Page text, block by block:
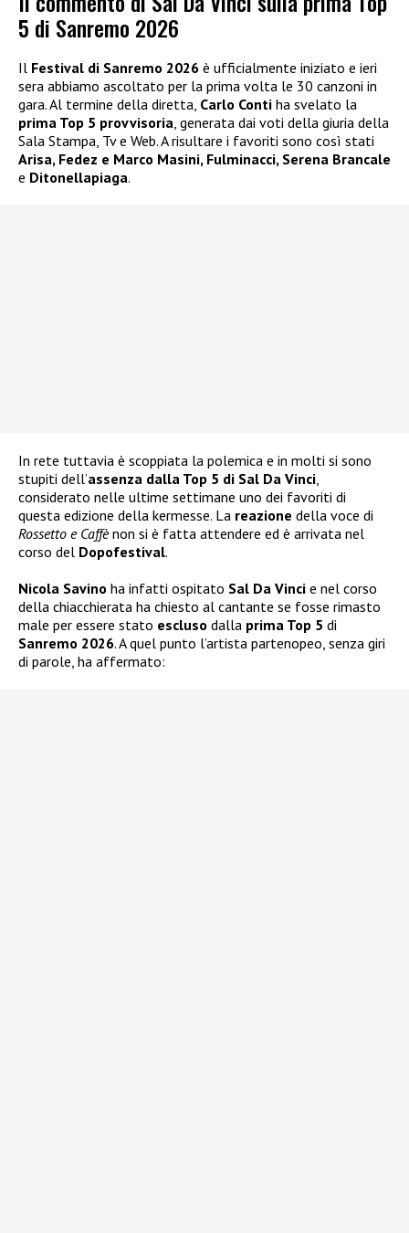
5 di Sanremo 2026
Il Festival di Sanremo 2026 è ufficialmente iniziato e ieri
sera abbiamo ascoltato per la prima volta le 30 canzoni in
gara. Al termine della diretta, Carlo Conti ha svelato la
prima Top 5 provvisoria , generata dai voti della giuria della
Sala Stampa, Tv e Web. A risultare i favoriti sono così stati
Arisa, Fedez e Marco Masini, Fulminacci, Serena Brancale
e Ditonellapiaga.
In rete tuttavia è scoppiata la polemica e in molti si sono
stupiti dell’assenza dalla Top 5 di Sal Da Vinci
considerato nelle ultime settimane uno dei favoriti di
questa edizione della kermesse. La reazione della voce di
Rossetto e Caffènon si è fatta attendere ed è arrivata nel
corso del Dopofestival.
Nicola Savino ha infatti ospitato Sal Da Vinci e nel corso
della chiacchierata ha chiesto al cantante se fosse rimasto
male per essere stato escluso dalla prima Top 5 di
Sanremo 2026. A quel punto l’artista partenopeo, senza giri
di parole, ha affermato: